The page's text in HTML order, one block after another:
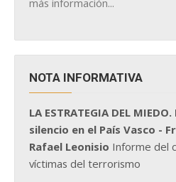
más información...
NOTA INFORMATIVA
LA ESTRATEGIA DEL
silencio en el País Vasco -
Rafael Leonisio Informe del
víctimas del terrorismo